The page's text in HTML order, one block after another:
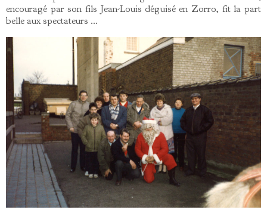
encouragé par son fils Jean-Louis déguisé en Zorro, fit la part
belle aux spectateurs …